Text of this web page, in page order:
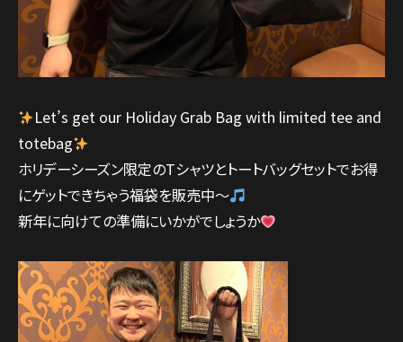
Let’s get our Holiday Grab Bag with limited tee and
totebag
ホリデーシーズン限定のTシャツとトートバッグセットでお得
にゲットできちゃう福袋を販売中～
新年に向けての準備にいかがでしょうか